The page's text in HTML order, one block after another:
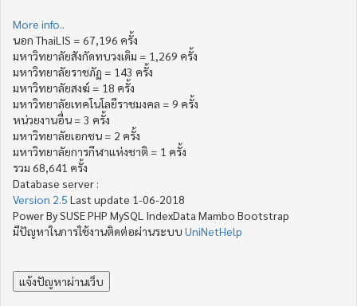
More info..
นอก ThaiLIS = 67,196 ครั้ง
มหาวิทยาลัยสังกัดทบวงเดิม = 1,269 ครั้ง
มหาวิทยาลัยราชภัฏ = 143 ครั้ง
มหาวิทยาลัยสงฆ์ = 18 ครั้ง
มหาวิทยาลัยเทคโนโลยีราชมงคล = 9 ครั้ง
หน่วยงานอื่น = 3 ครั้ง
มหาวิทยาลัยเอกชน = 2 ครั้ง
มหาวิทยาลัยการกีฬาแห่งชาติ = 1 ครั้ง
รวม 68,641 ครั้ง
Database server :
Version 2.5 Last update 1-06-2018
Power By SUSE PHP MySQL IndexData Mambo Bootstrap
มีปัญหาในการใช้งานติดต่อผ่านระบบ UniNetHelp